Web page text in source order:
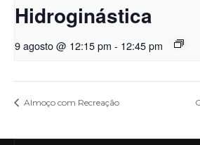
Hidroginástica
9 agosto @ 12:15 pm - 12:45 pm
Almoço com Recreação